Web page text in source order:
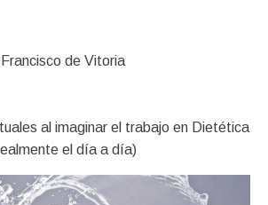
de Vitoria
al imaginar el trabajo en Dietética
el día a día)